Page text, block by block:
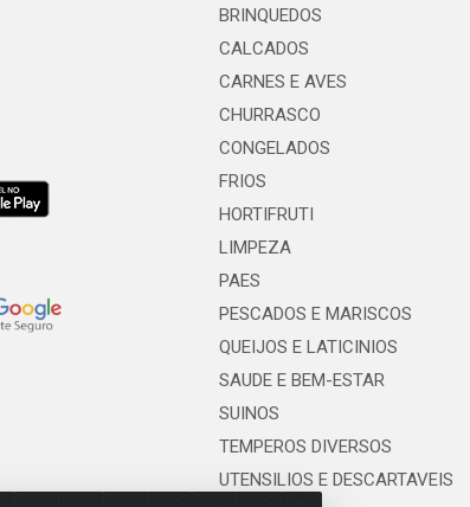
BRINQUEDOS
CALCADOS
CARNES E AVES
CHURRASCO
CONGELADOS
FRIOS
HORTIFRUTI
LIMPEZA
PAES
PESCADOS E MARISCOS
QUEIJOS E LATICINIOS
SAUDE E BEM-ESTAR
SUINOS
TEMPEROS DIVERSOS
UTENSILIOS E DESCARTAVEIS